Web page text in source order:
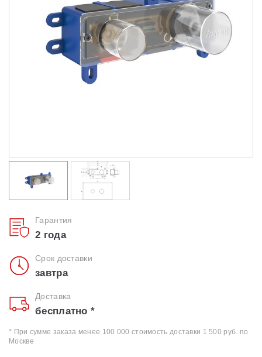
Поддоны для душа
Сиденья OVO для душевых уголков
Полотенцесушители
Умывальники
Средства ухода
Гарантия
2 года
Срок доставки
завтра
Доставка
бесплатно *
* При сумме заказа менее 100 000 стоимость доставки 1 500 руб. по
Москве